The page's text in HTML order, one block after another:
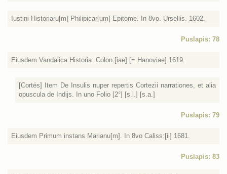
Iustini Historiaru[m] Philipicar[um] Epitome. In 8vo. Ursellis. 1602.
Puslapis: 78
Eiusdem Vandalica Historia. Colon:[iae] [= Hanoviae] 1619.
[Cortés] Item De Insulis nuper repertis Cortezii narrationes, et alia
opuscula de Indijs. In uno Folio [2°] [s.l.] [s.a.]
Puslapis: 79
Eiusdem Primum instans Marianu[m]. In 8vo Caliss:[ii] 1681.
Puslapis: 83